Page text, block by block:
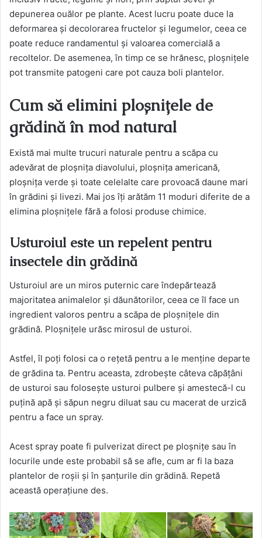
depunerea ouălor pe plante. Acest lucru poate duce la
deformarea și decolorarea fructelor și legumelor, ceea ce
poate reduce randamentul și valoarea comercială a
recoltelor. De asemenea, în timp ce se hrănesc, ploșnițele
pot transmite patogeni care pot cauza boli plantelor​.
Cum să elimini ploșnițele de
grădină în mod natural
Există mai multe trucuri naturale pentru a scăpa cu
adevărat de ploșnița diavolului, ploșnița americană,
ploșnița verde și toate celelalte care provoacă daune mari
în grădini și livezi. Mai jos îți arătăm 11 moduri diferite de a
elimina ploșnițele fără a folosi produse chimice.
Usturoiul este un repelent pentru
insectele din grădină
Usturoiul are un miros puternic care îndepărtează
majoritatea animalelor și dăunătorilor, ceea ce îl face un
ingredient valoros pentru a scăpa de ploșnițele din
grădină. Ploșnițele urăsc mirosul de usturoi.
Astfel, îl poți folosi ca o rețetă pentru a le menține departe
de grădina ta. Pentru aceasta, zdrobește câteva căpățâni
de usturoi sau folosește usturoi pulbere și amestecă-l cu
puțină apă și săpun negru diluat sau cu macerat de urzică
pentru a face un spray.
Acest spray poate fi pulverizat direct pe ploșnițe sau în
locurile unde este probabil să se afle, cum ar fi la baza
plantelor de roșii și în șanțurile din grădină. Repetă
această operațiune des.